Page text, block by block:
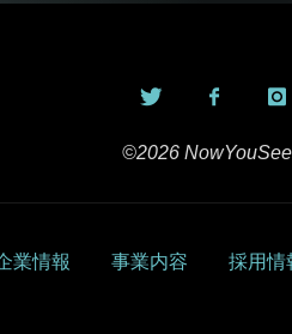
©2026
業情報 事業内容 採用情